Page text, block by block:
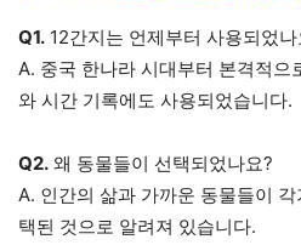
Q1. 12간지는 언제부터 사용되었나
A. 중국 한나라 시대부터 본격적으
와 시간 기록에도 사용되었습니다.
Q2. 왜 동물들이 선택되었나요?
A. 인간의 삶과 가까운 동물들이
택된 것으로 알려져 있습니다.